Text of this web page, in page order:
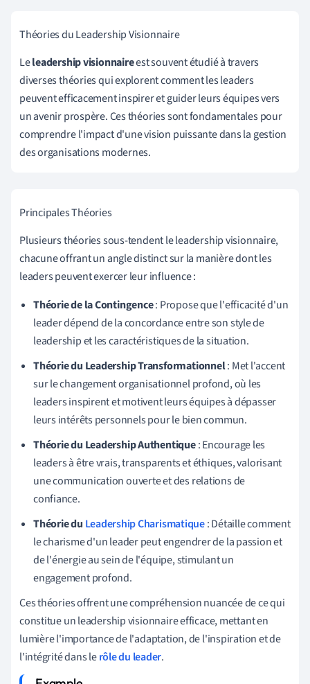
Théories du Leadership Visionnaire
Leleadership visionnaireest souvent étudié à travers
diverses théories qui explorent comment les leaders
peuvent efficacement inspirer et guider leurs équipes vers
un avenir prospère. Ces théories sont fondamentales pour
comprendre l'impact d'une vision puissante dans la gestion
des organisations modernes.
Principales Théories
Plusieurs théories sous-tendent le leadership visionnaire,
chacune offrant un angle distinct sur la manière dont les
leaders peuvent exercer leur influence :
Théorie de la Contingence: Propose que l'efficacité d'un
leader dépend de la concordance entre son style de
leadership et les caractéristiques de la situation.
Théorie du Leadership Transformationnel: Met l'accent
sur le changement organisationnel profond, où les
leaders inspirent et motivent leurs équipes à dépasser
leurs intérêts personnels pour le bien commun.
Théorie du Leadership Authentique: Encourage les
leaders à être vrais, transparents et éthiques, valorisant
une communication ouverte et des relations de
confiance.
Théorie du Leadership Charismatique: Détaille comment
le charisme d'un leader peut engendrer de la passion et
de l'énergie au sein de l'équipe, stimulant un
engagement profond.
Ces théories offrent une compréhension nuancée de ce qui
constitue un leadership visionnaire efficace, mettant en
lumière l'importance de l'adaptation, de l'inspiration et de
l'intégrité dans lerôle du leader.